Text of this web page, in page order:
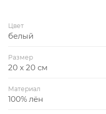
Цвет
белый
Размер
20 x 20 см
Материал
100% лён